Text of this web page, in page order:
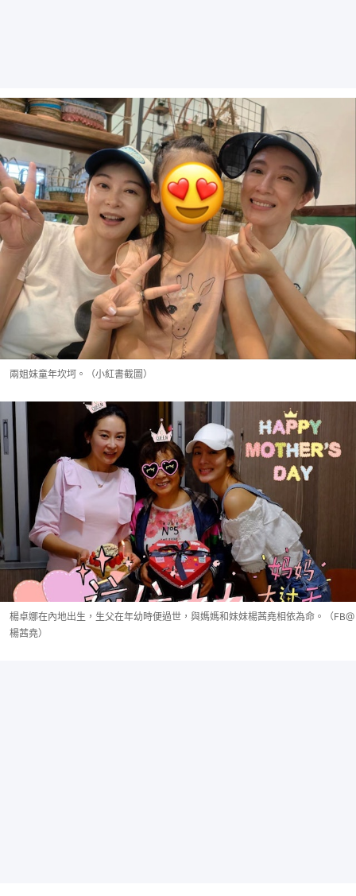
兩姐妹童年坎坷。（小紅書截圖）
楊卓娜在內地出生，生父在年幼時便過世，與媽媽和妹妹楊茜堯相依為命。（FB@
楊茜堯）